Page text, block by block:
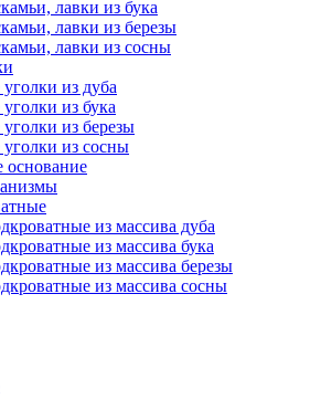
лавки из бука
лавки из березы
лавки из сосны
из дуба
из бука
из березы
из сосны
основание
из массива дуба
из массива бука
из массива березы
из массива сосны